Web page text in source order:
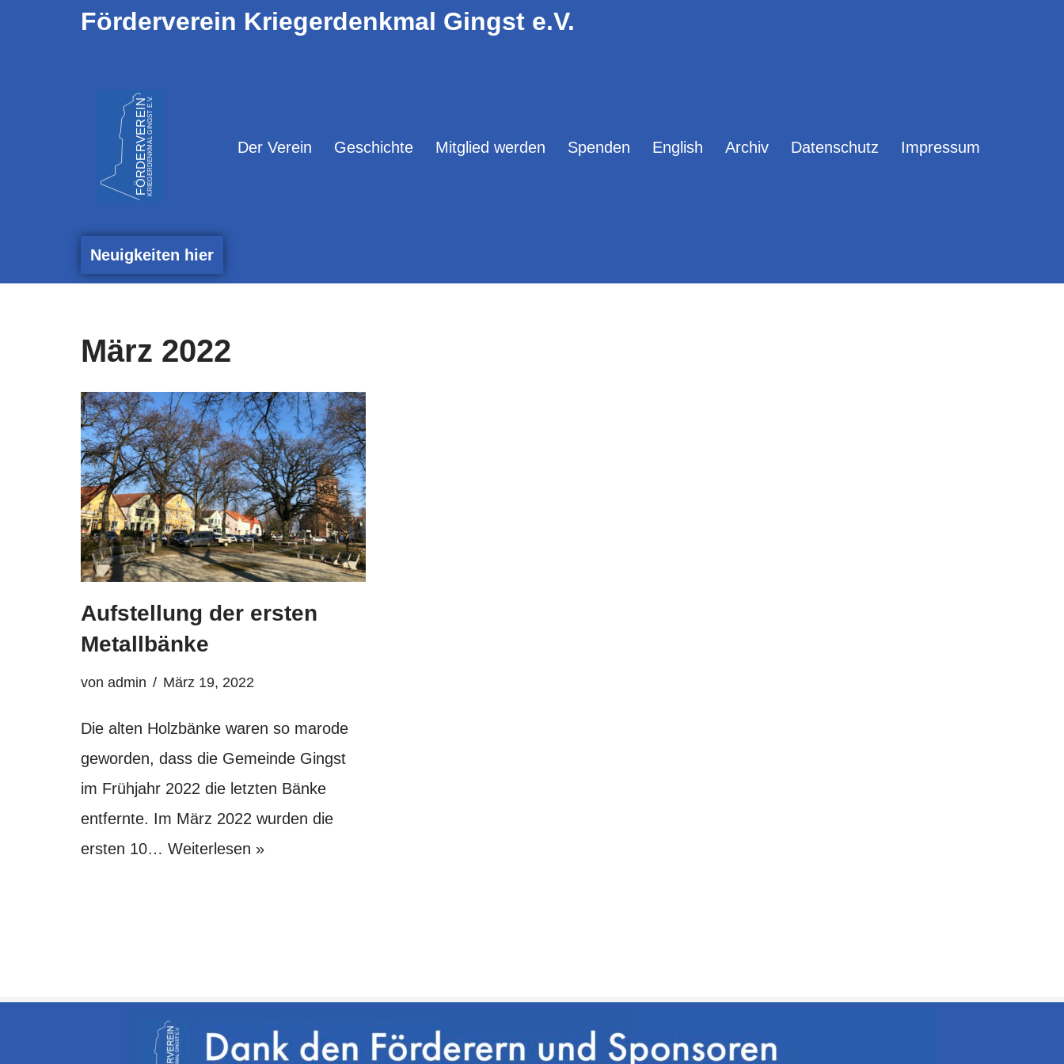
Förderverein Kriegerdenkmal Gingst e.V.
Der Verein Geschichte Mitglied werden Spenden English Archiv Datenschutz Impressum
Neuigkeiten hier
März 2022
Aufstellung der ersten
Metallbänke
von admin März 19, 2022
Die alten Holzbänke waren so marode
geworden, dass die Gemeinde Gingst
im Frühjahr 2022 die letzten Bänke
entfernte. Im März 2022 wurden die
ersten 10… Weiterlesen »